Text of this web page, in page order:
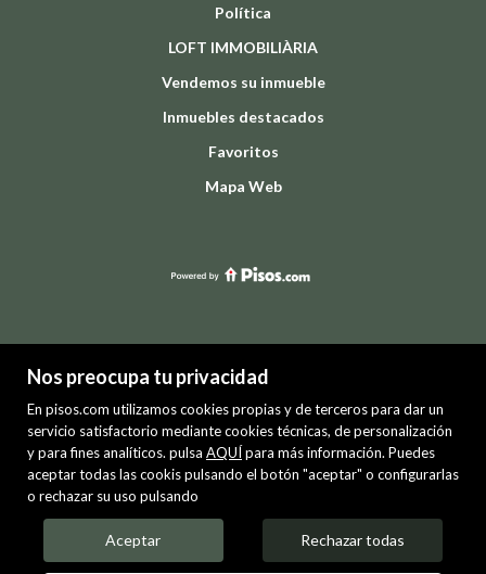
Nos preocupa tu privacidad
En pisos.com utilizamos cookies propias y de terceros para dar un
servicio satisfactorio mediante cookies técnicas, de personalización
y para fines analíticos. pulsa AQUÍ para más información. Puedes
aceptar todas las cookis pulsando el botón "aceptar" o configurarlas
o rechazar su uso pulsando
Aceptar Rechazar todas
Política
LOFT IMMOBILIÀRIA
Vendemos su inmueble
Inmuebles destacados
Favoritos
Mapa Web
PREMIUM
VENTA ALQUILER